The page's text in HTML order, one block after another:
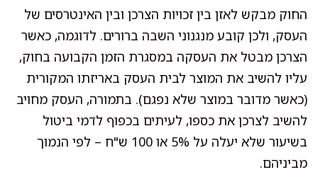
החוק מבקש לאזן בין זכויות הצרכן ובין האינטרסים של
העסק, ולכן קובע מנגנוני השבה ברורים. לדוגמה, כאשר
הצרכן מבטל את העסקה במסגרת הזמן הקבועה בחוק,
עליו להשיב את המוצר לבית העסק באריזתו המקורית
(כאשר מדובר במוצר שלא נפגם). בתמורה, העסק מחויב
להשיב לצרכן את כספו, לעיתים בכפוף לדמי ביטול
בשיעור שלא יעלה על 5% או 100 ש"ח – לפי הנמוך
מביניהם.